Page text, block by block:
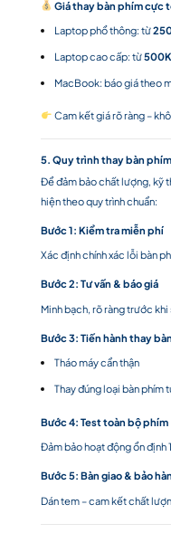
Giá thay bàn phím cực
Laptop phổ thông: từ
Laptop cao cấp: từ
MacBook: báo giá theo
Cam kết giá rõ ràng –
5. Quy trình thay bàn
Để đảm bảo chất lượng, kỹ
hiện theo quy trình chuẩn:
Bước 1: Kiểm tra miễn phí
Xác định chính xác lỗi bàn
Bước 2: Tư vấn & báo giá
Minh bạch, rõ ràng trước khi
Bước 3: Tiến hành thay
Tháo máy cẩn thận
Thay đúng loại bàn phím
Bước 4: Test toàn bộ phím
Đảm bảo hoạt động ổn định
Bước 5: Bàn giao & bảo
Dán tem – cam kết chất